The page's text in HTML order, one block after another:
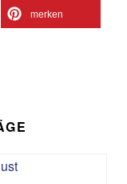
merken